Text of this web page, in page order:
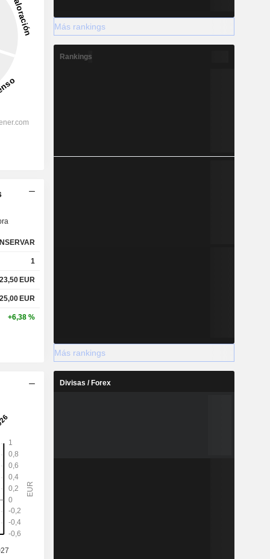
1
23,50EUR
25,00EUR
+6,38 %
Más rankings
Rankings
Más rankings
Divisas / Forex